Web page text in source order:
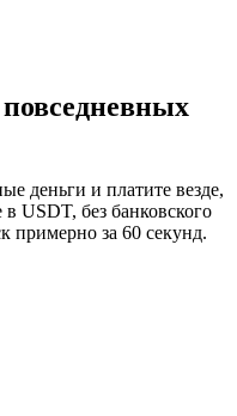
деньги и платите везде,
USDT, без банковского
примерно за 60 секунд.